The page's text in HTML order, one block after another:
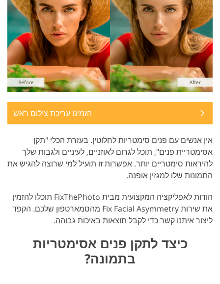
הזמינו עריכת צילום ראש
אין אנשים עם פנים סימטריות לחלוטין. בעזרת הכלי "תקן
אסימטריית פנים", תוכל לגרום לאוזניים, לעיניים ולגבות שלך
להיראות סימטריים יותר. אפשרות זו תועיל למי שרוצה להגיש את
התמונות שלו למגזין אופנה.
הודות לאפליקציה המקצועית מבית FixThePhoto תוכלו להזמין
את שירות Fix Facial Asymmetry מהסמארטפון שלכם. הקפד
ליצור איתנו קשר כדי לקבל תוצאות באיכות גבוהה.
כיצד לתקן פנים אסימטריות
בתמונה?